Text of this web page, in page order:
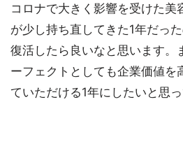
コロナで大きく影響を受けた美
が少し持ち直してきた1年だっ
復活したら良いなと思います。
ーフェクトとしても企業価値を
ていただける1年にしたいと思っ